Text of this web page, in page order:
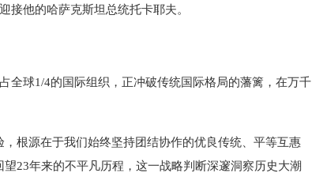
接他的哈萨克斯坦总统托卡耶夫。
球1/4的国际组织，正冲破传统国际格局的藩篱，在万千
源在于我们始终坚持团结协作的优良传统、平等互惠
23年来的不平凡历程，这一战略判断深邃洞察历史大潮